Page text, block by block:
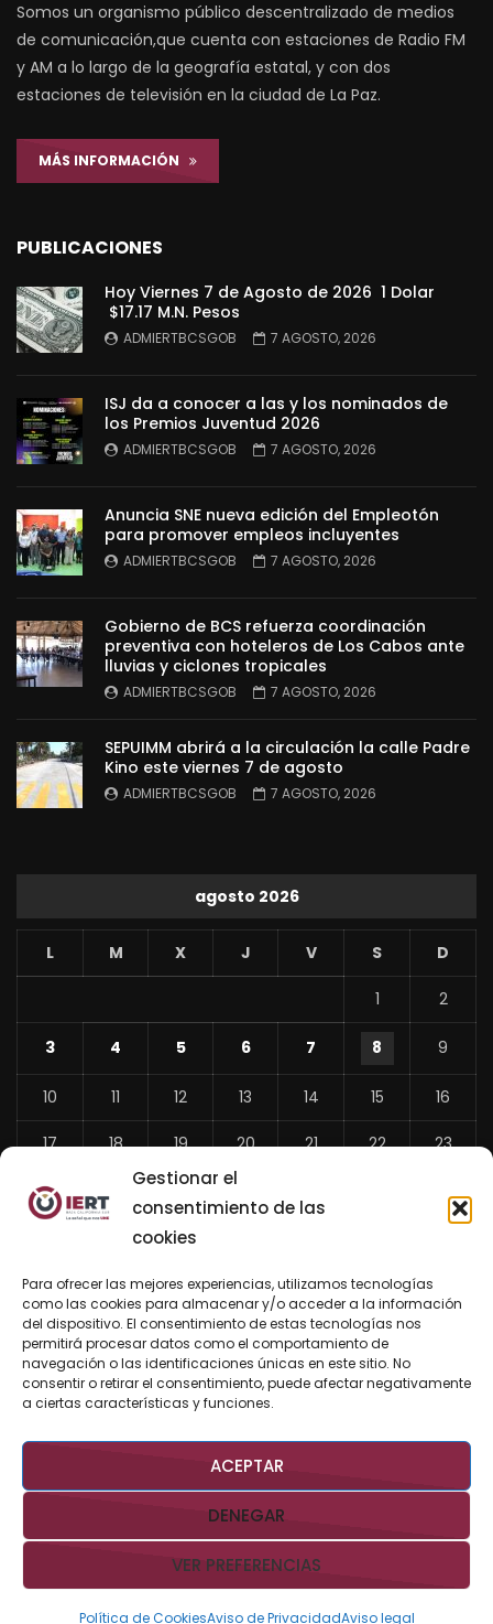
Gestionar el
consentimiento de las
cookies
Para ofrecer las mejores experiencias, utilizamos tecnologías
como las cookies para almacenar y/o acceder a la información
del dispositivo. El consentimiento de estas tecnologías nos
permitirá procesar datos como el comportamiento de
navegación o las identificaciones únicas en este sitio. No
consentir o retirar el consentimiento, puede afectar negativamente
a ciertas características y funciones.
ACEPTAR
DENEGAR
VER PREFERENCIAS
Política de CookiesAviso de PrivacidadAviso legal
Somos un organismo público descentralizado de medios
de comunicación,que cuenta con estaciones de Radio FM
y AM a lo largo de la geografía estatal, y con dos
estaciones de televisión en la ciudad de La Paz.
MÁS INFORMACIÓN
PUBLICACIONES
Hoy Viernes 7 de Agosto de 2026 1 Dolar
$17.17 M.N. Pesos
ADMIERTBCSGOB 7 AGOSTO, 2026
ISJ da a conocer a las y los nominados de
los Premios Juventud 2026
ADMIERTBCSGOB 7 AGOSTO, 2026
Anuncia SNE nueva edición del Empleotón
para promover empleos incluyentes
ADMIERTBCSGOB 7 AGOSTO, 2026
Gobierno de BCS refuerza coordinación
preventiva con hoteleros de Los Cabos ante
lluvias y ciclones tropicales
ADMIERTBCSGOB 7 AGOSTO, 2026
SEPUIMM abrirá a la circulación la calle Padre
Kino este viernes 7 de agosto
ADMIERTBCSGOB 7 AGOSTO, 2026
agosto 2026
L M X J V S D
1 2
3 4 5 6 7 8 9
10 11 12 13 14 15 16
17 18 19 20 21 22 23
24 26 27
«
Jul
BUSCAR AHORA
Derechos Reservados @IERTBCS 2026 Gobierno de BCSAviso
Legal
Aviso de PrivacidadContacto:iert@bcs.gob.mx